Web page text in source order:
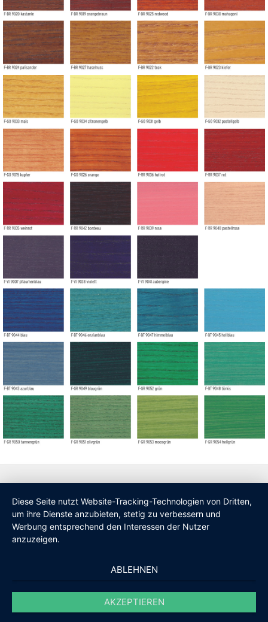
Diese Seite nutzt Website-Tracking-Technologien von Dritten,
um ihre Dienste anzubieten, stetig zu verbessern und
Werbung entsprechend den Interessen der Nutzer
anzuzeigen.
ABLEHNEN
AKZEPTIEREN